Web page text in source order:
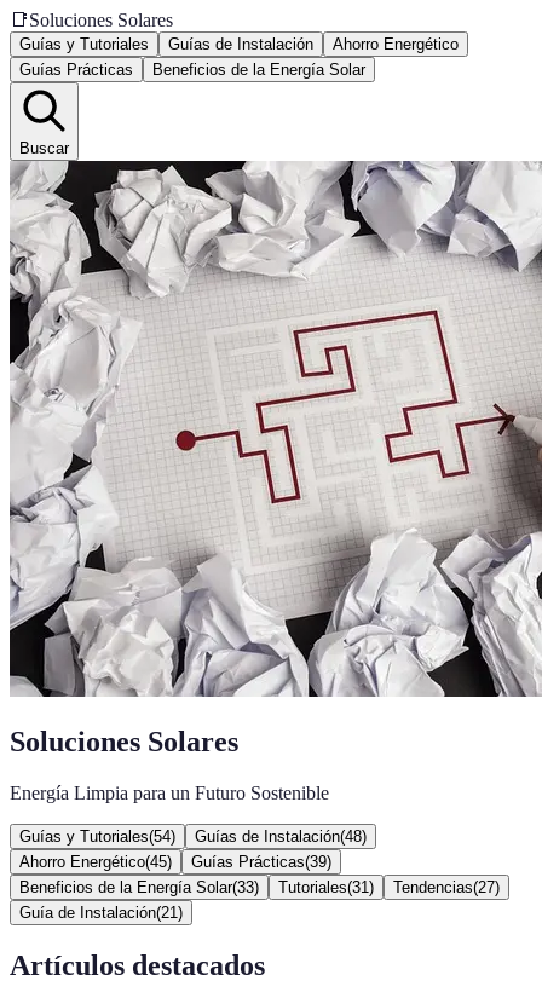
📑Soluciones Solares
Guías y Tutoriales Guías de Instalación
Ahorro Energético
Guías Prácticas
Beneficios de la Energía Solar
Buscar
Soluciones Solares
Energía Limpia para un Futuro Sostenible
Guías y Tutoriales(54) Guías de Instalación(48)
Ahorro Energético(45) Guías Prácticas(39)
Beneficios de la Energía Solar(33) Tutoriales(31 ) Tendencias(27)
Guía de Instalación(21 )
Artículos destacados